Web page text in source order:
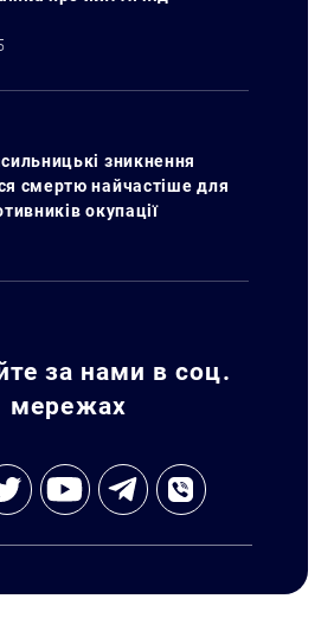
зникнення
смертю найчастіше для
окупації
за нами в соц.
мережах